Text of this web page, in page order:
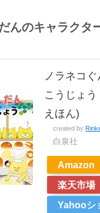
んのキャラクタ
ノラネコ
こうじょ
えほん)
created by
白泉社
Amazon
楽天市場
Yahooシ